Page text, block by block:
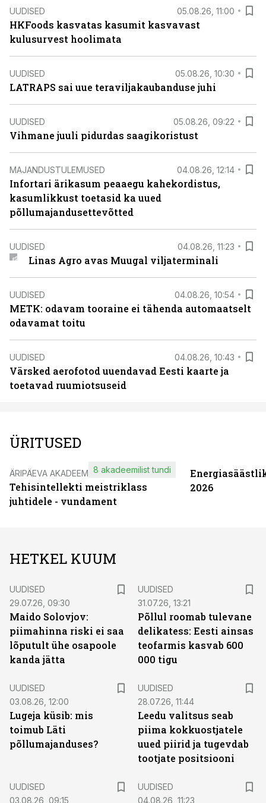
UUDISED 05.08.26, 11:00
HKFoods kasvatas kasumit kasvavast
kulusurvest hoolimata
UUDISED 05.08.26, 10:30
LATRAPS sai uue teraviljakaubanduse juhi
UUDISED 05.08.26, 09:22
Vihmane juuli pidurdas saagikoristust
MAJANDUSTULEMUSED 04.08.26, 12:14
Infortari ärikasum peaaegu kahekordistus,
kasumlikkust toetasid ka uued
põllumajandusettevõtted
UUDISED 04.08.26, 11:23
Linas Agro avas Muugal viljaterminali
UUDISED 04.08.26, 10:54
METK: odavam tooraine ei tähenda automaatselt
odavamat toitu
UUDISED 04.08.26, 10:43
Värsked aerofotod uuendavad Eesti kaarte ja
toetavad ruumiotsuseid
ÜRITUSED
ÄRIPÄEVA AKADEEMIA
Tehisintellekti meistriklass
juhtidele - vundament
8 akadeemilist tundi
2026
HETKEL KUUM
UUDISED
29.07.26, 09:30
Maido Solovjov:
piimahinna riski ei saa
lõputult ühe osapoole
kanda jätta
UUDISED
31.07.26, 13:21
Põllul roomab tulevane
delikatess: Eesti ainsas
teofarmis kasvab 600
000 tigu
UUDISED
03.08.26, 12:00
Lugeja küsib: mis
toimub Läti
põllumajanduses?
UUDISED
28.07.26, 11:44
Leedu valitsus seab
piima kokkuostjatele
uued piirid ja tugevdab
tootjate positsiooni
UUDISED
03.08.26, 09:15
UUDISED
04.08.26, 11:23